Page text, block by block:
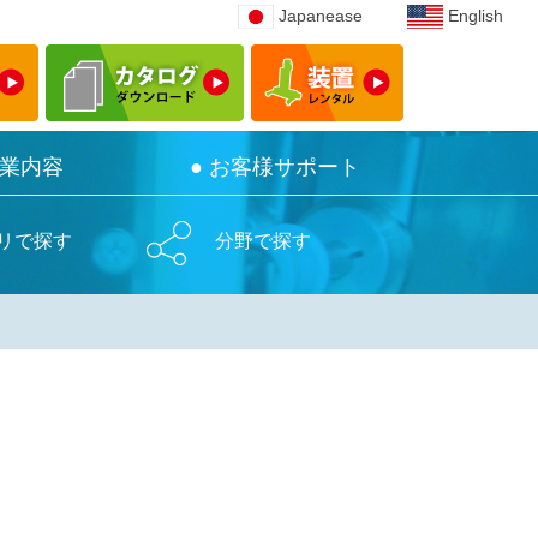
Japanease English
内容 ● お客様サポート
Japanease English
内容 ● お客様サポート
で探す 分野で探す